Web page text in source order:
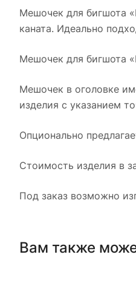
Мешочек для бигшота
каната. Идеально
Мешочек для бигшота
Мешочек в оголовке
изделия с указанием
Опционально
Стоимость изделия в
Под заказ возможно
Вам также